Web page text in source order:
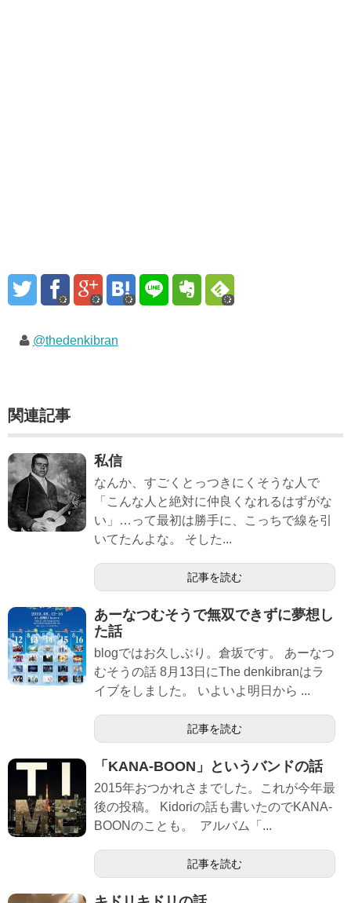
@thedenkibran
関連記事
私信
なんか、すごくとっつきにくそうな人で
「こんな人と絶対に仲良くなれるはずがな
い」…って最初は勝手に、こっちで線を引
いてたんよな。 そした...
記事を読む
あーなつむそうで無双できずに夢想し
た話
blogではお久しぶり。倉坂です。 あーなつ
むそうの話 8月13日にThe denkibranはラ
イブをしました。 いよいよ明日から ...
記事を読む
「KANA-BOON」というバンドの話
2015年おつかれさまでした。これが今年最
後の投稿。 Kidoriの話も書いたのでKANA-
BOONのことも。 アルバム「...
記事を読む